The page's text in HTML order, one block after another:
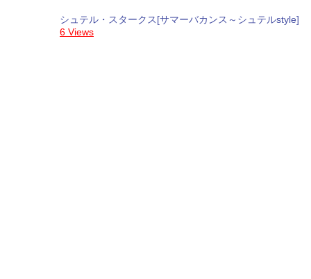
シュテル・スタークス[サマーバカンス～シュテルstyle]
6 Views